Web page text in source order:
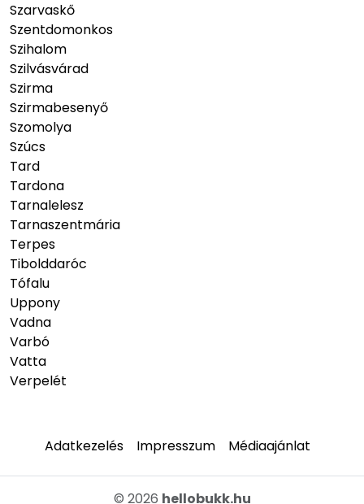
Szarvaskő
Szentdomonkos
Szihalom
Szilvásvárad
Szirma
Szirmabesenyő
Szomolya
Szúcs
Tard
Tardona
Tarnalelesz
Tarnaszentmária
Terpes
Tibolddaróc
Tófalu
Uppony
Vadna
Varbó
Vatta
Verpelét
Adatkezelés Impresszum Médiaajánlat
© 2026 hellobukk.hu